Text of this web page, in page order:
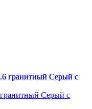
гранитный Серый с